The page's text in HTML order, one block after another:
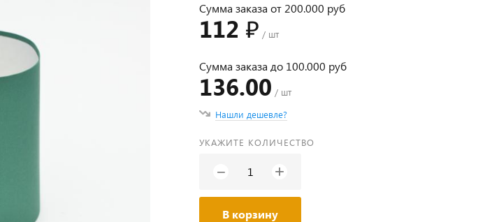
Сумма заказа от 200.000 руб
112 ₽ / шт
Сумма заказа до 100.000 руб
136.00 / шт
Нашли дешевле?
УКАЖИТЕ КОЛИЧЕСТВО
− +
В корзину